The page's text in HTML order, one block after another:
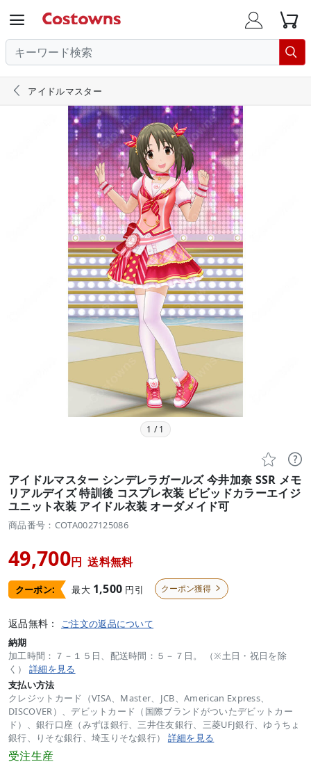
  

 アイドルマスター
1 /1
 
アイドルマスター シンデレラガールズ 今井加奈 SSR メモ
リアルデイズ 特訓後 コスプレ衣装 ビビッドカラーエイジ
ユニット衣装 アイドル衣装 オーダメイド可
商品番号：COTA0027125086
49,700円 送料無料
クーポン: 最大 1,500 円引 クーポン獲得 
返品無料： ご注文の返品について
納期
加工時間：７－１５日、配送時間：５－７日。 （※土日・祝日を除
く） 詳細を見る
支払い方法
クレジットカード（VISA、Master、JCB、American Express、
DISCOVER）、デビットカード（国際ブランドがついたデビットカー
ド）、銀行口座（みずほ銀行、三井住友銀行、三菱UFJ銀行、ゆうちょ
銀行、りそな銀行、埼玉りそな銀行） 詳細を見る
受注生産